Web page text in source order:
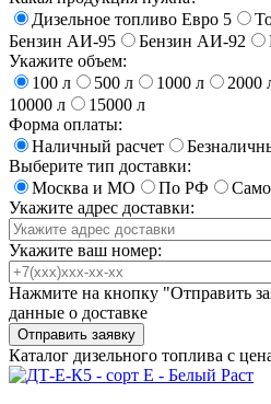
Дизельное топливо Евро 5
Бензин АИ-95
Бензин АИ-92
Укажите объем:
100 л
500 л 1000 л 2000
10000 л
15000 л
Форма оплаты:
Наличный расчет
Выберите тип доставки:
Москва и МО
По РФ
Укажите адрес доставки:
Укажите ваш номер:
Нажмите на кнопку "Отправить
данные о доставке
Каталог дизельного топлива с